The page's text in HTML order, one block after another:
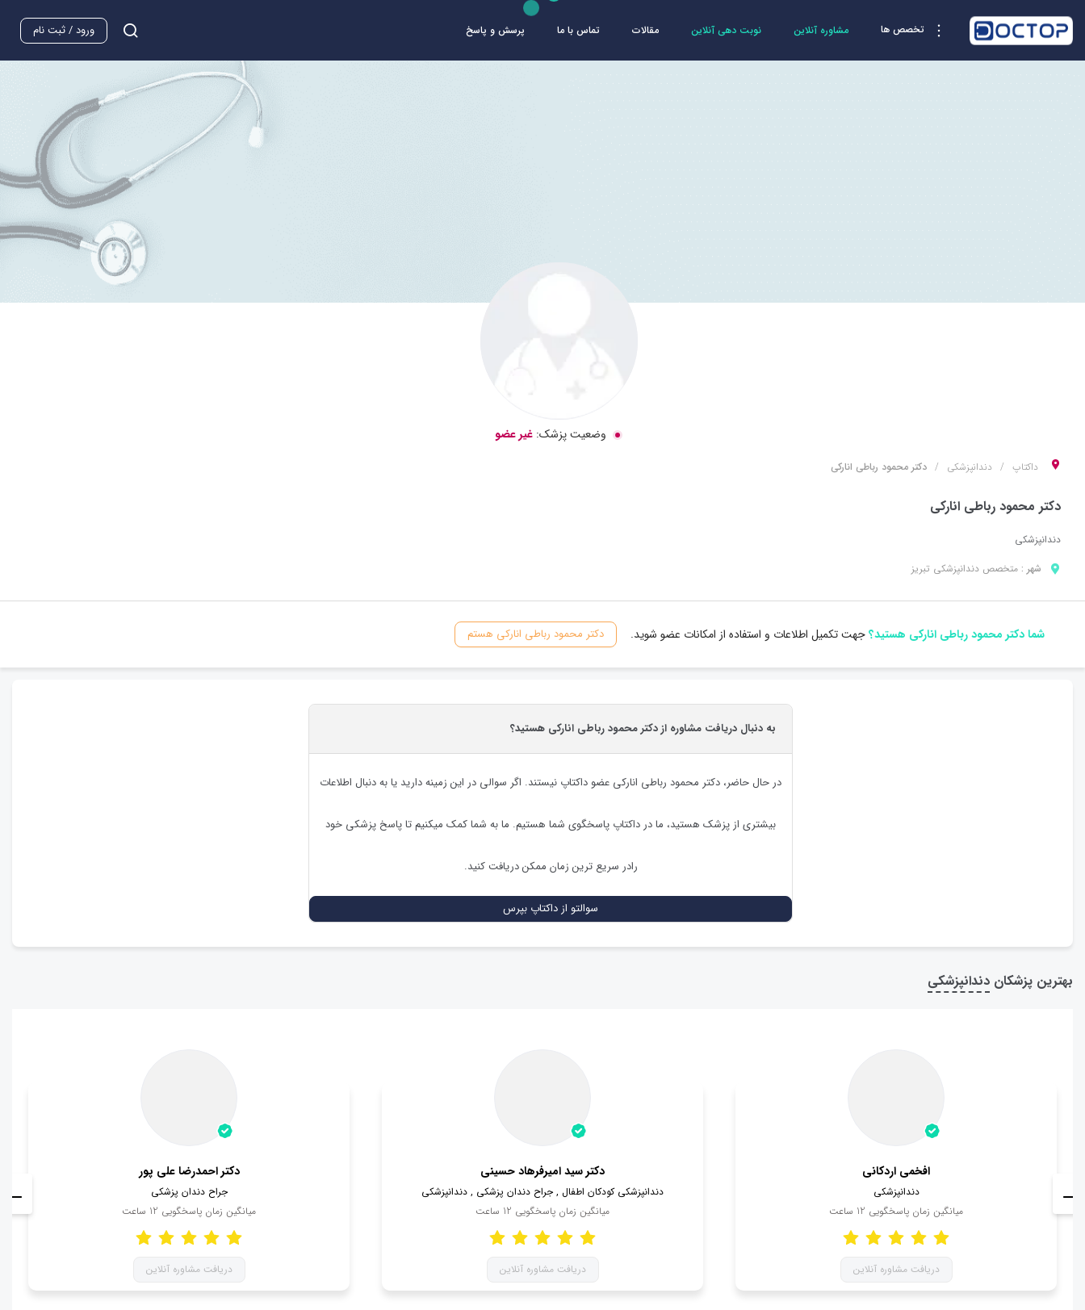
تخصص ها مشاوره آنلاین نوبت دهی آنلاین مقالات تماس با ما پرسش و پاسخ ورود / ثبت نام
وضعیت پزشک: غیر عضو
داکتاپ دندانپزشکی دکتر محمود رباطی انارکی
دکتر محمود رباطی انارکی
دندانپزشکی
شهر : متخصص دندانپزشکی تبریز
شما دکتر محمود رباطی انارکی هستید؟جهت تکمیل اطلاعات و استفاده از امکانات عضو شوید. دکتر محمود رباطی انارکی هستم
به دنبال دریافت مشاوره از دکتر محمود رباطی انارکی هستید؟
در حال حاضر، دکتر محمود رباطی انارکی عضو داکتاپ نیستند. اگر سوالی در این زمینه دارید یا به دنبال اطلاعات
بیشتری از پزشک هستید، ما در داکتاپ پاسخگوی شما هستیم. ما به شما کمک میکنیم تا پاسخ پزشکی خود
رادر سریع ترین زمان ممکن دریافت کنید.
سوالتو از داکتاپ بپرس
بهترین پزشکان دندانپزشکی
دکتر احمدرضا علی پور
جراح دندان پزشکی
میانگین زمان پاسخگویی 12 ساعت
دریافت مشاوره آنلاین
دکتر سید امیرفرهاد حسینی
دندانپزشکی کودکان اطفال , جراح دندان پزشکی , دندانپزشکی
میانگین زمان پاسخگویی 12 ساعت
دریافت مشاوره آنلاین
افخمی اردكانی
دندانپزشکی
میانگین زمان پاسخگویی 12 ساعت
دریافت مشاوره آنلاین